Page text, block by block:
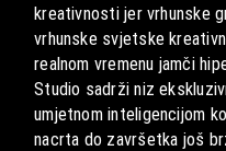
kreativnosti jer vrhunske
vrhunske svjetske
realnom vremenu jamči
Studio sadrži niz
umjetnom inteligencijom
nacrta do završetka još